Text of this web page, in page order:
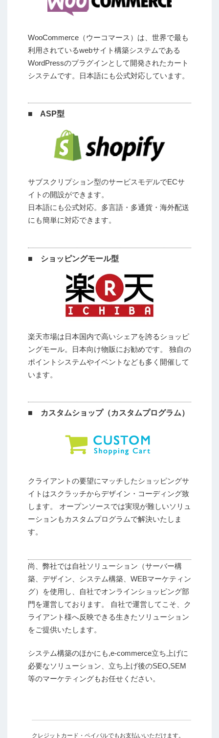
WooCommerce（ウーコマース）は、世界で最も
利用されているwebサイト構築システムである
WordPressのプラグインとして開発されたカート
システムです。日本語にも公式対応しています。
■ ASP型
サブスクリプション型のサービスモデルでECサ
イトの開設ができます。
日本語にも公式対応。多言語・多通貨・海外配送
にも簡単に対応できます。
■ ショッピングモール型
楽天市場は日本国内で高いシェアを誇るショッピ
ングモール。日本向け物販にお勧めです。 独自の
ポイントシステムやイベントなども多く開催して
います。
■ カスタムショップ（カスタムプログラム）
クライアントの要望にマッチしたショッピングサ
イトはスクラッチからデザイン・コーディング致
します。 オープンソースでは実現が難しいソリュ
ーションもカスタムプログラムで解決いたしま
す。
尚、弊社では自社ソリューション（サーバー構
築、デザイン、システム構築、WEBマーケティン
グ）を使用し、自社でオンラインショッピング部
門を運営しております。 自社で運営してこそ、ク
ライアント様へ反映できる生きたソリューション
をご提供いたします。
システム構築のほかにも,e-commerce立ち上げに
必要なソリューション、立ち上げ後のSEO,SEM
等のマーケティングもお任せください。
クレジットカード・ペイパルでもお支払いいただけます。